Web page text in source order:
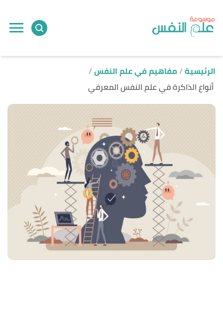
الرئيسية مفاهيم في علم النفس
أنواع الذاكرة في علم النفس المعرفي